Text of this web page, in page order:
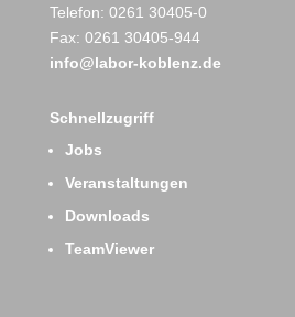
Telefon: 0261 30405-0
Fax: 0261 30405-944
info@labor-koblenz.de
Schnellzugriff
Jobs
Veranstaltungen
Downloads
TeamViewer